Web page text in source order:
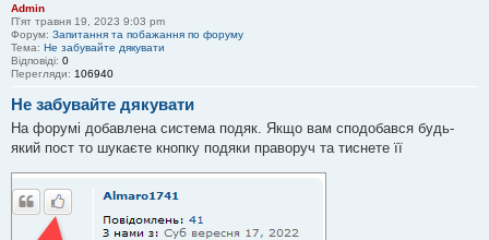
Admin
П'ят травня 19, 2023 9:03 pm
Форум: Запитання та побажання по форуму
Тема: Не забувайте дякувати
Відповіді: 0
Перегляди: 106940
Не забувайте дякувати
На форумі добавлена система подяк. Якщо вам сподобався будь-
який пост то шукаєте кнопку подяки праворуч та тиснете її